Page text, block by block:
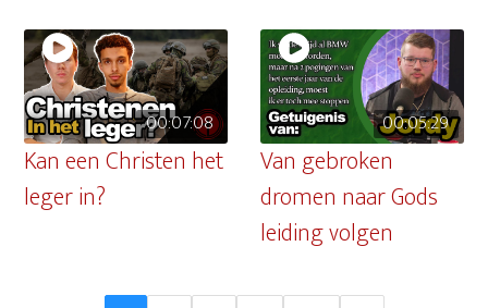
00:07:08
Kan een Christen het
leger in?
00:05:29
Van gebroken
dromen naar Gods
leiding volgen